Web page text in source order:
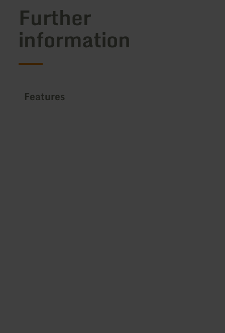
Further
information
Features